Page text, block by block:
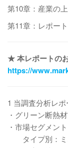
第10章：産業の
第11章：レポー
★ 本レポートの
https://
1 当調査分析レ
・グリーン断熱
・市場セグメント
タイプ別：ミ